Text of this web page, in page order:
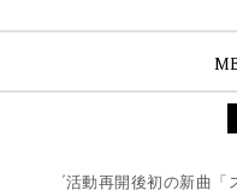
ブ活動再開後初の新曲「ス